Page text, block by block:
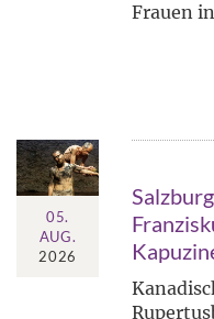
Frauen
05.
AUG.
2026